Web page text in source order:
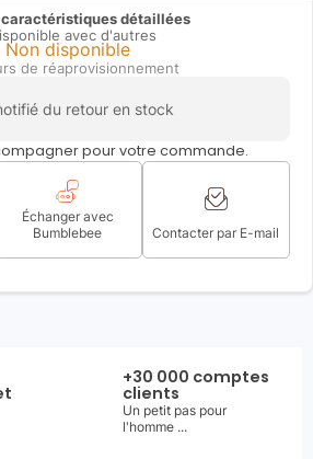
caractéristiques détaillées
avec d'autres
Non disponible
de réaprovisionnement
du retour en stock
pour votre commande.
Échanger avec
Bumblebee
Contacter par E-mail
+30 000 comptes
clients
Un petit pas pour
l'homme ...